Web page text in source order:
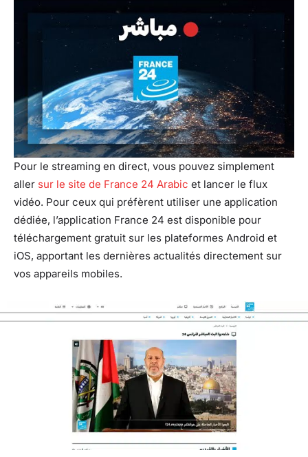
Pour le streaming en direct, vous pouvez simplement
aller sur le site de France 24 Arabic et lancer le flux
vidéo. Pour ceux qui préfèrent utiliser une application
dédiée, l’application France 24 est disponible pour
téléchargement gratuit sur les plateformes Android et
iOS, apportant les dernières actualités directement sur
vos appareils mobiles.